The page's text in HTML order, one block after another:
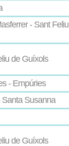
- Sant Feliu
de Guíxols
- Empúries
Santa Susanna
de Guíxols